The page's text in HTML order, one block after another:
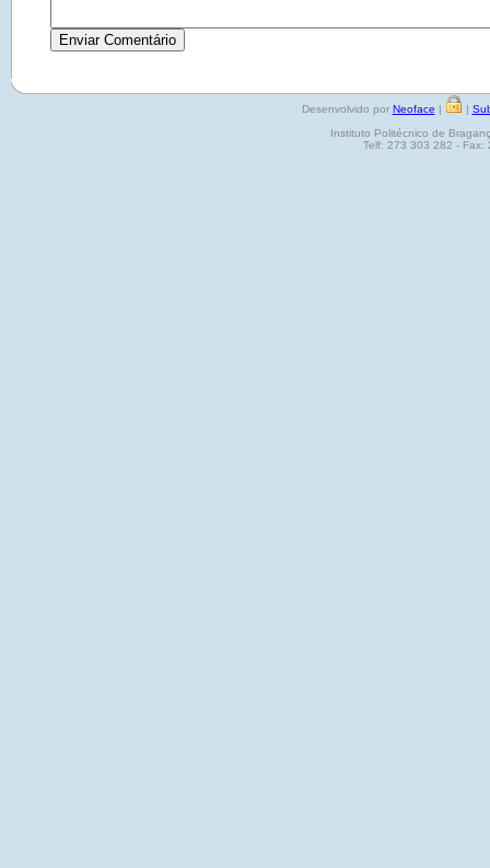
Desenvolvido por Neoface | |
Instituto Politécnico de
Telf: 273 303 282 - Fax: